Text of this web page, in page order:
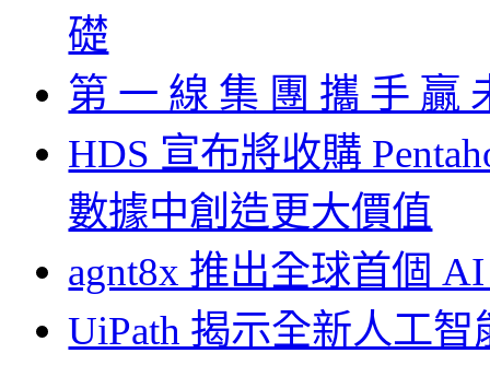
礎
第 一 線 集 團 攜 手 贏
HDS 宣布將收購
數據中創造更大價值
agnt8x 推出全球首個
UiPath 揭示全新人工智